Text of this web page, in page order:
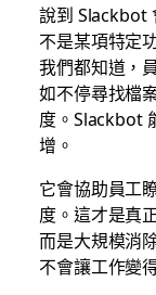
說到 Slackbot
不是某項特定
我們都知道，
如不停尋找檔
度。Slackbot
增。
它會協助員工
度。這才是真
而是大規模消
不會讓工作變